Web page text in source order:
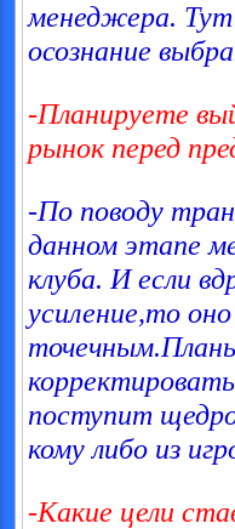
менеджера. Тут
осознание
-Планируете
рынок перед
-По поводу
данном этапе
клуба. И если
усиление,то
поступит
кому либо из
-Какие цели